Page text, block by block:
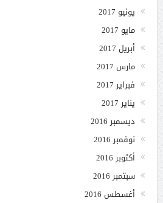
يونيو 2017
مايو 2017
أبريل 2017
مارس 2017
فبراير 2017
يناير 2017
ديسمبر 2016
نوفمبر 2016
أكتوبر 2016
سبتمبر 2016
أغسطس 2016